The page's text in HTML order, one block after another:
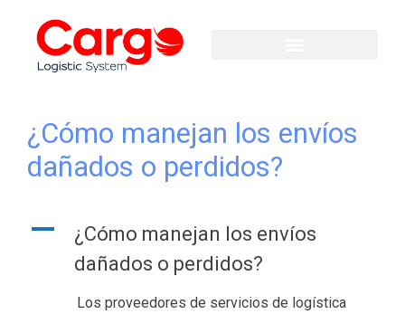
¿Cómo manejan los envíos
dañados o perdidos?
A
¿Cómo manejan los envíos
dañados o perdidos?
Los proveedores de servicios de logística